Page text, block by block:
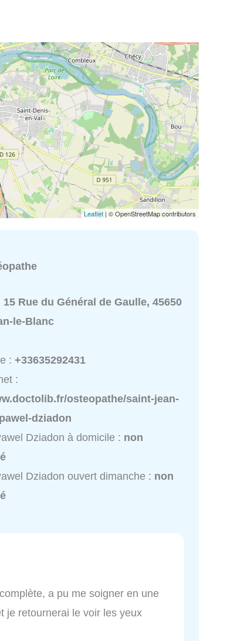
Leaflet| © OpenStreetMap contributors
15 Rue du Général de Gaulle, 45650
le-Blanc
:+33635292431
:
osteopathe/saint-jean-
dziadon
Dziadon à domicile : non
Dziadon ouvert dimanche : non
a pu me soigner en une
je retournerai le voir les yeux